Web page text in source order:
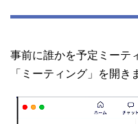
事前に誰かを予定ミーテ
「ミーティング」を開き